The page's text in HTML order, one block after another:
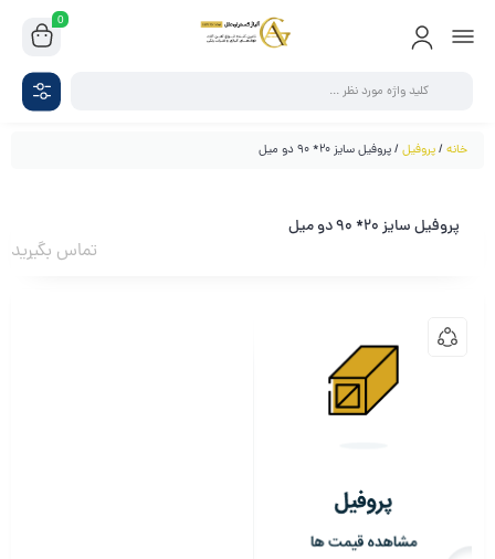
0
خانه /پروفیل / پروفیل سایز 20* 90 دو میل
پروفیل سایز 20* 90 دو میل
تماس بگیرید